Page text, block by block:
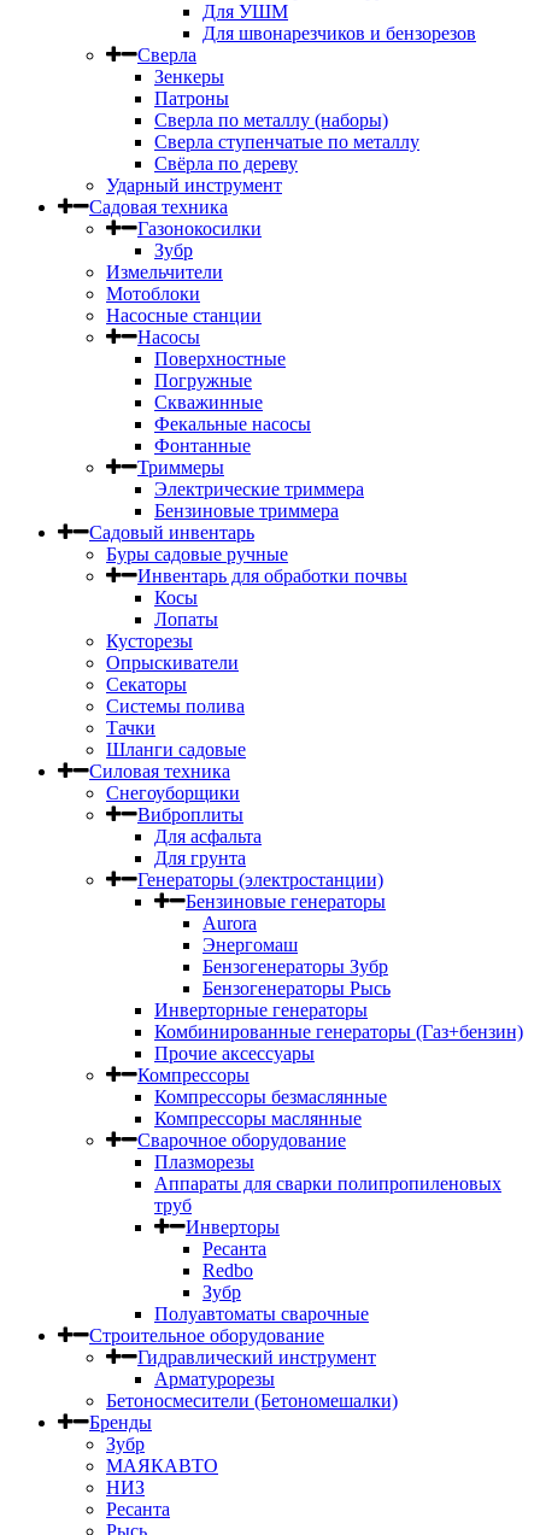
Для УШМ
Для швонарезчиков и бензорезов
Сверла
Зенкеры
Патроны
Сверла по металлу (наборы)
Сверла ступенчатые по металлу
Свёрла по дереву
Ударный инструмент
Садовая техника
Газонокосилки
Зубр
Измельчители
Мотоблоки
Насосные станции
Насосы
Поверхностные
Погружные
Скважинные
Фекальные насосы
Фонтанные
Триммеры
Электрические триммера
Бензиновые триммера
Садовый инвентарь
Буры садовые ручные
Инвентарь для обработки почвы
Косы
Лопаты
Кусторезы
Опрыскиватели
Секаторы
Системы полива
Тачки
Шланги садовые
Силовая техника
Снегоуборщики
Виброплиты
Для асфальта
Для грунта
Генераторы (электростанции)
Бензиновые генераторы
Aurora
Энергомаш
Бензогенераторы Зубр
Бензогенераторы Рысь
Инверторные генераторы
Комбинированные генераторы (Газ+бензин)
Прочие аксессуары
Компрессоры
Компрессоры безмаслянные
Компрессоры маслянные
Сварочное оборудование
Плазморезы
Аппараты для сварки полипропиленовых
труб
Инверторы
Ресанта
Redbo
Зубр
Полуавтоматы сварочные
Строительное оборудование
Гидравлический инструмент
Арматурорезы
Бетоносмесители (Бетономешалки)
Бренды
Зубр
МАЯКАВТО
НИЗ
Ресанта
Рысь